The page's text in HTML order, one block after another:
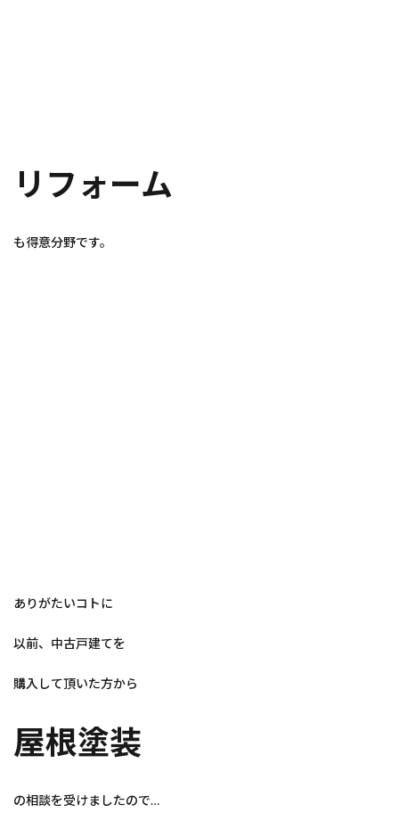
リフォーム
も得意分野です。
ありがたいコトに
以前、中古戸建てを
購入して頂いた方から
屋根塗装
の相談を受けましたので…